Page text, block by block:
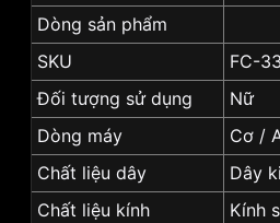
Dòng sản phẩm
SKU
FC-
Đối tượng sử dụng
Nữ
Dòng máy
Cơ /
Chất liệu dây
Dây
Chất liệu kính
Kính